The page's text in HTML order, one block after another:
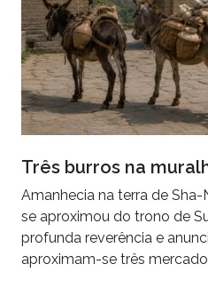
Três burros na
Amanhecia na terra de
se aproximou do trono de
profunda reverência e
aproximam-se três